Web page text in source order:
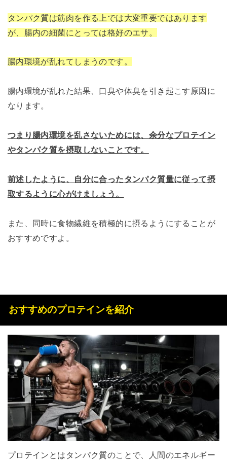
タンパク質は筋肉を作る上では大変重要ではあります
が、腸内の細菌にとっては格好のエサ。
腸内環境が乱れてしまうのです。
腸内環境が乱れた結果、口臭や体臭を引き起こす原因に
なります。
つまり腸内環境を乱さないためには、余分なプロテイン
やタンパク質を摂取しないことです。
前述したように、自分に合ったタンパク質量に従って摂
取するように心がけましょう。
また、同時に食物繊維を積極的に摂るようにすることが
おすすめですよ。
おすすめのプロテインを紹介
プロテインとはタンパク質のことで、人間のエネルギー